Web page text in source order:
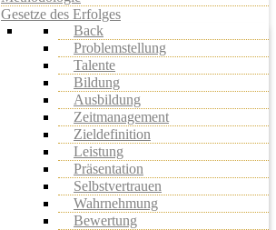
Gesetze des Erfolges
Back
Problemstellung
Talente
Bildung
Ausbildung
Zeitmanagement
Zieldefinition
Leistung
Präsentation
Selbstvertrauen
Wahrnehmung
Bewertung